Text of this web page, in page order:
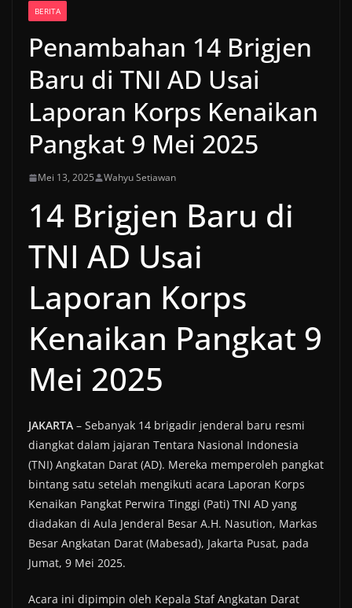
BERITA
Penambahan 14 Brigjen
Baru di TNI AD Usai
Laporan Korps Kenaikan
Pangkat 9 Mei 2025
Mei 13, 2025 Wahyu Setiawan
14 Brigjen Baru di
TNI AD Usai
Laporan Korps
Kenaikan Pangkat 9
Mei 2025
JAKARTA – Sebanyak 14 brigadir jenderal baru resmi
diangkat dalam jajaran Tentara Nasional Indonesia
(TNI) Angkatan Darat (AD). Mereka memperoleh pangkat
bintang satu setelah mengikuti acara Laporan Korps
Kenaikan Pangkat Perwira Tinggi (Pati) TNI AD yang
diadakan di Aula Jenderal Besar A.H. Nasution, Markas
Besar Angkatan Darat (Mabesad), Jakarta Pusat, pada
Jumat, 9 Mei 2025.
Acara ini dipimpin oleh Kepala Staf Angkatan Darat